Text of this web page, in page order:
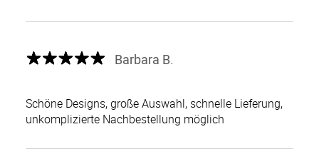
Barbara B.
Schöne Designs, große Auswahl, schnelle Lieferung,
unkomplizierte Nachbestellung möglich